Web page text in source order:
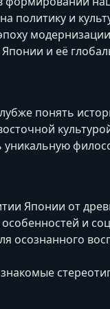
политику и
и её
понять
уникальную
Японии от
и
осознанного